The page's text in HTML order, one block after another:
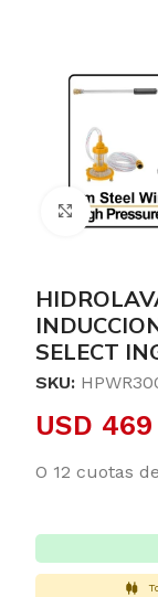
Clic
SELECT
SKU:
USD 469
O 12 cuotas de